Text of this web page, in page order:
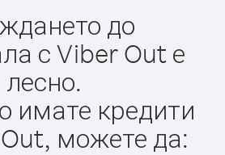
до
с Viber Out е
лесно.
имате кредити
можете да: